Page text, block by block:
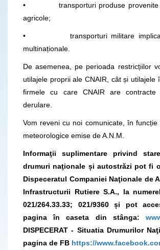
• transporturi produse provenite
agricole;
• transporturi militare
multinaționale.
De asemenea, pe perioada restricțiilor
utilajele proprii ale CNAIR, cât și utilajele
firmele cu care CNAIR are
derulare.
Vom reveni cu noi comunicate, în funcție
meteorologice emise de A.N.M.
Informaţii suplimentare privind
drumuri naţionale și autostrăzi pot fi
Dispeceratul Companiei Naţionale de
Infrastructurii Rutiere S.A., la
021/264.33.33; 021/9360 și pot
pagina în caseta din stânga:
DISPECERAT - Situatia Drumurilor
pagina de FB https://